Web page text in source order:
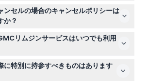
高級感あふれる二重プライバシーパーテ
す。
たはAUXを通じて自分の音楽を持ち込
リンクと軽食の持ち込みは可能ですが、
持ち込みは禁止されています。
ンセルの場合のキャンセルポリシーは
か？
ャンセルは返金対応（振替手数料がか
能です。24時間前の通知であれば日付
ュールは無料で、空き状況によります。
内のキャンセルや無断キャンセルは全
リムジンサービスはいつでも利用
ービスは24時間年中無休で運行してお
時間にいつでもご予約いただけます。
に特別に持参すべきものはあります